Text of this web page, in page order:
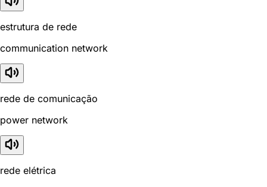
estrutura de rede
communication network
rede de comunicação
power network
rede elétrica